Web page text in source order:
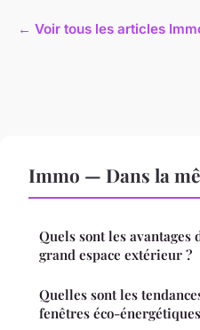
← Voir tous les articles
Immo — Dans la
Quels sont les avantages
grand espace extérieur ?
Quelles sont les
fenêtres éco-